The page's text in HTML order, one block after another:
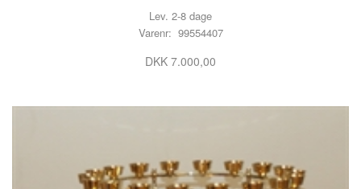
Lev. 2-8 dage
Varenr: 99554407
DKK 7.000,00